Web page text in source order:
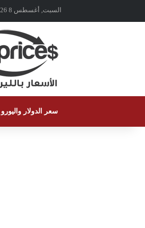
السبت, أغسطس 8 2026
سعر الدولار واليورو